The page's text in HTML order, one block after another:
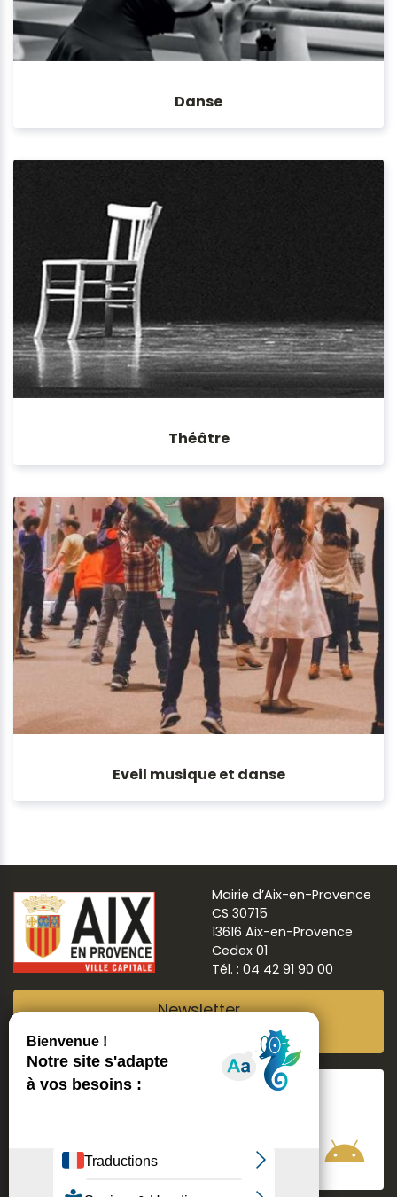
Danse
Théâtre
Eveil musique et danse
Mairie d’Aix-en-Provence
CS 30715
13616 Aix-en-Provence
Cedex 01
Tél. : 04 42 91 90 00
Newsletter
Suivre Aix ma ville